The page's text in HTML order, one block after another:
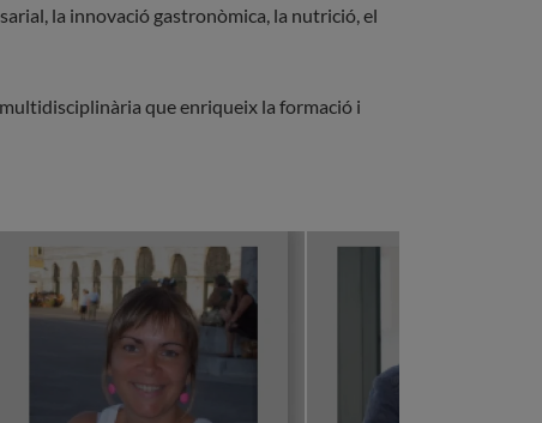
la innovació gastronòmica, la nutrició, el
que enriqueix la formació i